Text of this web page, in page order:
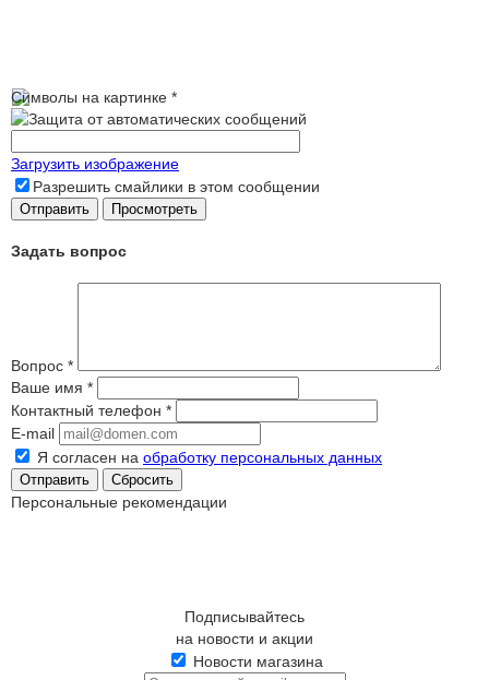
Символы на картинке *
Загрузить изображение
Разрешить смайлики в этом сообщении
Задать вопрос
Вопрос *
Ваше имя *
Контактный телефон *
E-mail
Я согласен на обработку персональных данных
Сбросить
Персональные рекомендации
Подписывайтесь
на новости и акции
Новости магазина